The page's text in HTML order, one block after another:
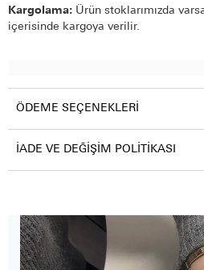
Kargolama: Ürün stoklarımızda
içerisinde kargoya verilir.
ÖDEME SEÇENEKLERI
İADE VE DEĞIŞIM POLITIKASI